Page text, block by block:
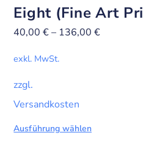
Eight (Fine Art
40,00€– 136,00€
exkl. MwSt.
zzgl.
Versandkosten
Ausführung wählen